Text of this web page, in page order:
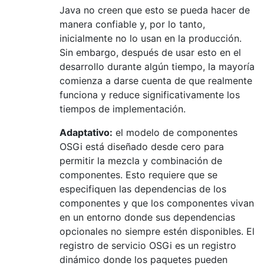
Java no creen que esto se pueda hacer de
manera confiable y, por lo tanto,
inicialmente no lo usan en la producción.
Sin embargo, después de usar esto en el
desarrollo durante algún tiempo, la mayoría
comienza a darse cuenta de que realmente
funciona y reduce significativamente los
tiempos de implementación.
Adaptativo: el modelo de componentes
OSGi está diseñado desde cero para
permitir la mezcla y combinación de
componentes. Esto requiere que se
especifiquen las dependencias de los
componentes y que los componentes vivan
en un entorno donde sus dependencias
opcionales no siempre estén disponibles. El
registro de servicio OSGi es un registro
dinámico donde los paquetes pueden